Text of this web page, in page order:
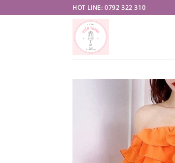
to
HOT LINE: 0792 322 310